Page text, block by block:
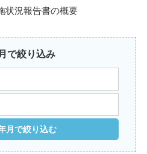
状況報告書の概要
で絞り込み
月で絞り込む